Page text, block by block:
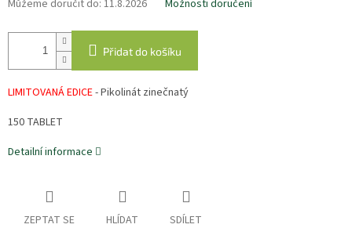
Můžeme doručit do: 11.8.2026 Možnosti doručení
Přidat do košíku
LIMITOVANÁ EDICE- Pikolinát zinečnatý
150 TABLET
Detailní informace
ZEPTAT SE HLÍDAT SDÍLET